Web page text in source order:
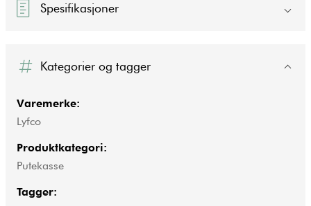
Spesifikasjoner
Kategorier og tagger
Varemerke:
Lyfco
Produktkategori:
Putekasse
Tagger: